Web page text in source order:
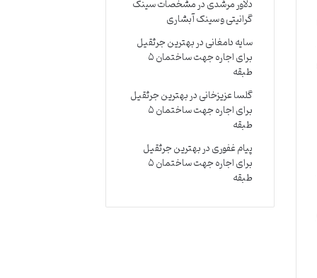
دلاور مرشدیدرمشخصات سینک
گرانیتی و سینک آبشاری
سایه دامغانیدربهترین جرثقیل
برای اجاره جهت ساختمان ۵
طبقه
گلسا عزیزخانیدربهترین جرثقیل
برای اجاره جهت ساختمان ۵
طبقه
پیام غفوریدربهترین جرثقیل
برای اجاره جهت ساختمان ۵
طبقه